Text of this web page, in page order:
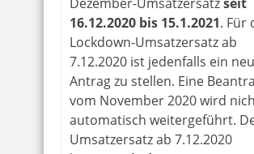
16.12.2020 bis 15.1.2021. Für
Lockdown-Umsatzersatz ab
7.12.2020 ist jedenfalls ein
Antrag zu stellen. Eine
vom November 2020 wird
automatisch weitergeführt.
Umsatzersatz ab 7.12.2020